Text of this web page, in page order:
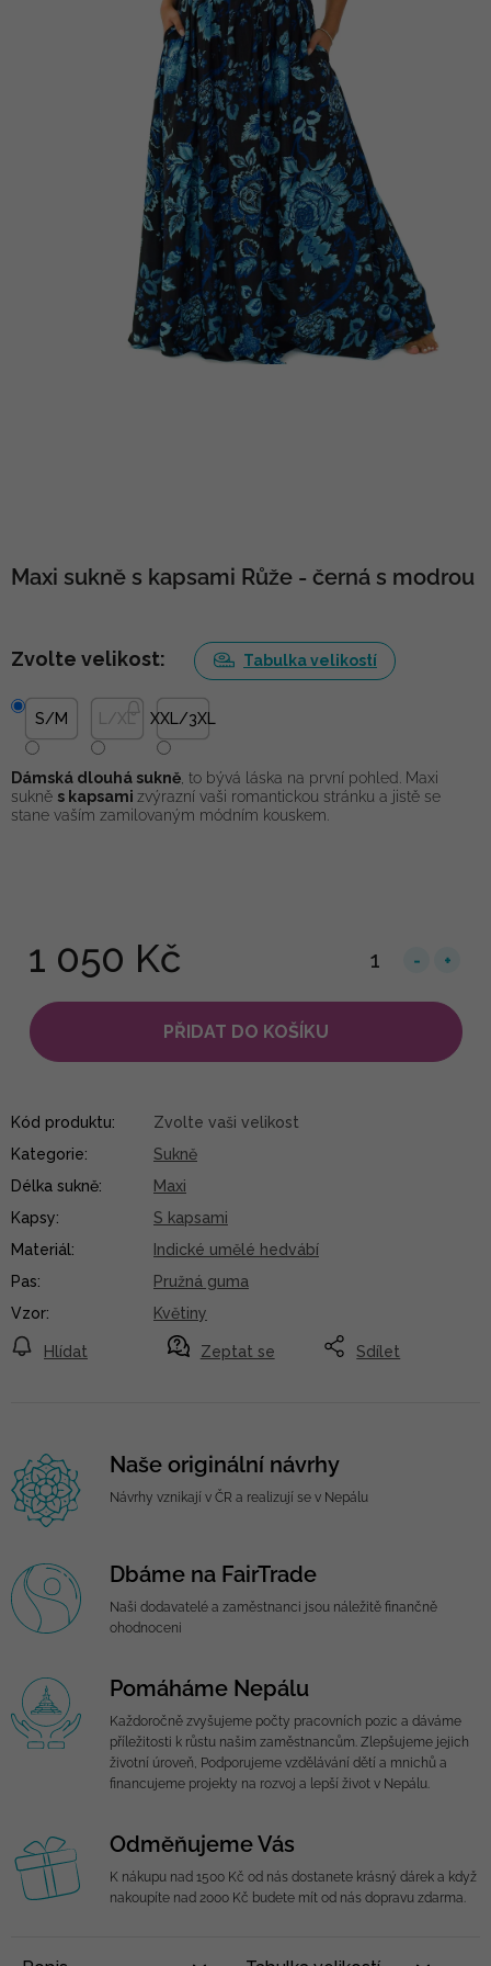
Maxi sukně s kapsami Růže - černá s modrou
1 050 Kč
PŘIDAT DO KOŠÍKU
Zvolte velikost: Tabulka velikostí
S/M L/XL XXL/3XL
Dámská dlouhá sukně , to bývá láska na první pohled. Maxi
sukně s kapsami zvýrazní vaši romantickou stránku a jistě se
stane vaším zamilovaným módním kouskem.
Zeptat se
Hlídat Sdílet
Kód produktu:
Zvolte vaši velikost
Kategorie:
Sukně
Délka sukně:
Maxi
Kapsy:
S kapsami
Materiál:
Indické umělé hedvábí
Pas:
Pružná guma
Vzor: Květiny
Naše originální návrhy
Návrhy vznikají v ČR a realizují se v Nepálu
Dbáme na FairTrade
Naši dodavatelé a zaměstnanci jsou náležitě finančně
ohodnoceni
Pomáháme Nepálu
Každoročně zvyšujeme počty pracovních pozic a dáváme
příležitosti k růstu našim zaměstnancům. Zlepšujeme jejich
životní úroveň, Podporujeme vzdělávání dětí a mnichů a
financujeme projekty na rozvoj a lepší život v Nepálu.
Odměňujeme Vás
K nákupu nad 1500 Kč od nás dostanete krásný dárek a když
nakoupíte nad 2000 Kč budete mít od nás dopravu zdarma.